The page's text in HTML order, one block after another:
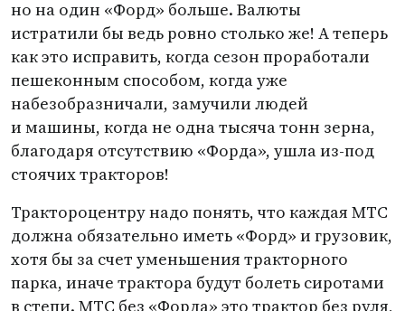
но на один «Форд» больше. Валюты
истратили бы ведь ровно столько же! А теперь
как это исправить, когда сезон проработали
пешеконным способом, когда уже
набезобразничали, замучили людей
и машины, когда не одна тысяча тонн зерна,
благодаря отсутствию «Форда», ушла из-под
стоячих тракторов!
Трактороцентру надо понять, что каждая МТС
должна обязательно иметь «Форд» и грузовик,
хотя бы за счет уменьшения тракторного
парка, иначе трактора будут болеть сиротами
в степи. МТС без «Форда» это трактор без руля,